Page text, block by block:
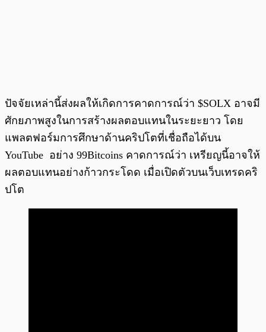
ปัจจัยเหล่านี้ส่งผลให้เกิดการคาดการณ์ว่า $SOLX อาจมี
ศักยภาพสูงในการสร้างผลตอบแทนในระยะยาว โดย
แพลตฟอร์มการศึกษาด้านคริปโตที่เชื่อถือได้บน
YouTube อย่าง 99Bitcoins คาดการณ์ว่า เหรียญนี้อาจให้
ผลตอบแทนอย่างก้าวกระโดด เมื่อเปิดตัวบนเว็บเทรดคริ
ปโต